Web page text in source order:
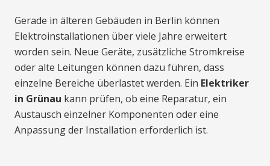
Gerade in älteren Gebäuden in Berlin können
Elektroinstallationen über viele Jahre erweitert
worden sein. Neue Geräte, zusätzliche Stromkreise
oder alte Leitungen können dazu führen, dass
einzelne Bereiche überlastet werden. Ein Elektriker
in Grünau kann prüfen, ob eine Reparatur, ein
Austausch einzelner Komponenten oder eine
Anpassung der Installation erforderlich ist.